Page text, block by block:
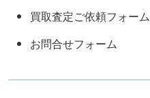
買取査定ご依頼フォーム
お問合せフォーム